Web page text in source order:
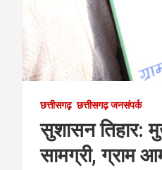
छत्तीसगढ़ छत्तीसगढ़ जनसंपर्क
सुशासन तिहार:
सामग्री, ग्राम